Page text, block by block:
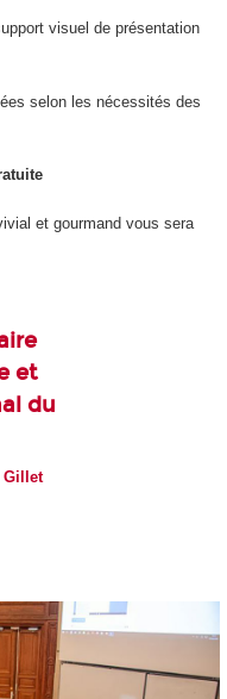
visuel de présentation
selon les nécessités des
et gourmand vous sera
et
du
Gillet